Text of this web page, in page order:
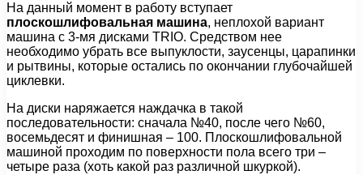
На данный момент в работу вступает
плоскошлифовальная машина, неплохой вариант
машина с 3-мя дисками TRIO. Средством нее
необходимо убрать все выпуклости, заусенцы, царапинки
и рытвины, которые остались по окончании глубочайшей
циклевки.
На диски наряжается наждачка в такой
последовательности: сначала №40, после чего №60,
восемьдесят и финишная – 100. Плоскошлифовальной
машиной проходим по поверхности пола всего три –
четыре раза (хоть какой раз различной шкуркой).